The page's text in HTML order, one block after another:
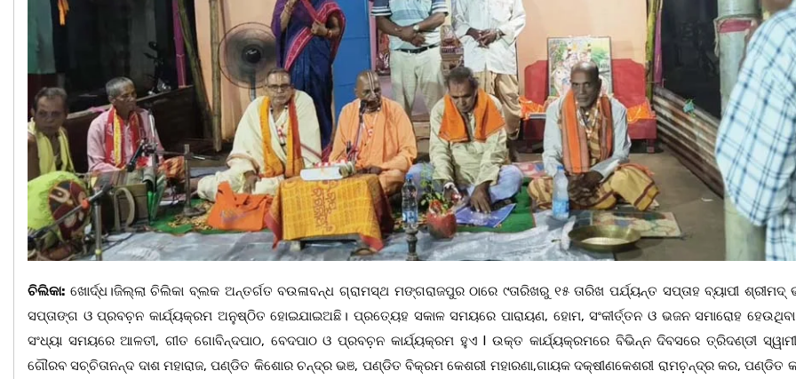
ଚିଲିକା: ଖୋର୍ଦ୍ଧ।ଜିଲ୍ଲା ଚିଲିକା ବ୍ଲକ ଅନ୍ତର୍ଗତ ବଉଳାବନ୍ଧ ଗ୍ରାମସ୍ଥ ମଙ୍ଗରାଜପୁର ଠାରେ ୯ତାରିଖରୁ ୧୫ ତାରିଖ ପର୍ଯ୍ୟନ୍ତ ସପ୍ତାହ ବ୍ୟାପୀ ଶ୍ରୀମଦ୍
ସପ୍ତାଙ୍ଗ ଓ ପ୍ରବଚ଼ନ କାର୍ଯ୍ୟକ୍ରମ ଅନୁଷ୍ଠିତ ହୋଇଯାଇଅଛି। ପ୍ରତ୍ୟେହ ସକାଳ ସମୟରେ ପାରାୟଣ, ହୋମ, ସଂକୀର୍ତ୍ତନ ଓ ଭଜନ ସମାରୋହ
ସଂଧ୍ୟା ସମୟରେ ଆଳତୀ, ଗୀତ ଗୋବିନ୍ଦପାଠ, ବେଦପାଠ ଓ ପ୍ରବଚ଼ନ କାର୍ଯ୍ୟକ୍ରମ ହୁଏ l ଉକ୍ତ କାର୍ଯ୍ୟକ୍ରମରେ ବିଭିନ୍ନ ଦିବସରେ ତ୍ରିଦଣ୍ଡୀ
ଗୌରବ ସଚ୍ଚିତାନନ୍ଦ ଦାଶ ମହାରାଜ, ପଣ୍ଡିତ କିଶୋର ଚନ୍ଦ୍ର ଭଞ, ପଣ୍ଡିତ ବିକ୍ରମ କେଶରୀ ମହାରଣା,ଗାୟକ ଦକ୍ଷୀଣକେଶରୀ ରାମଚ଼ନ୍ଦ୍ର କର, ପଣ୍ଡିତ